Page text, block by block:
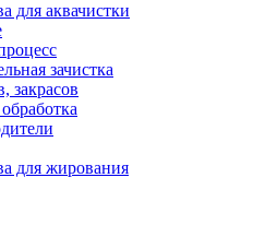
для аквачистки
зачистка
закрасов
для жирования